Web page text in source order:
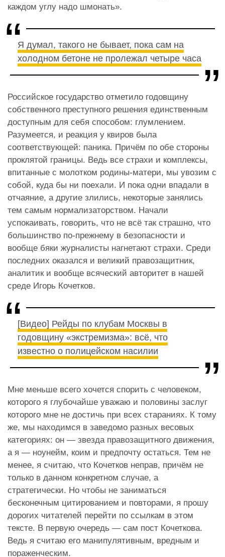
каждом углу надо шмонать».
Я думал, такого не бывает, пока сам на
холодном бетоне не пролежал четыре часа
Российское государство отметило годовщину
собственного преступного решения единственным
доступным для себя способом: глумлением.
Разумеется, и реакция у квиров была
соответствующей: паника. Причём по обе стороны
проклятой границы. Ведь все страхи и комплексы,
впитанные с молотком родины-матери, мы увозим с
собой, куда бы ни поехали. И пока одни впадали в
отчаяние, а другие злились, некоторые занялись
тем самым нормализаторством. Начали
успокаивать, говорить, что не всё так страшно, что
большинство по-прежнему в безопасности и
вообще бяки журналисты нагнетают страхи. Среди
последних оказался и великий правозащитник,
аналитик и вообще всяческий авторитет в нашей
среде Игорь Кочетков.
[Видео] Рейды по клубам Москвы в
годовщину «экстремизма»: всё, что
известно о полицейском насилии
Мне меньше всего хочется спорить с человеком,
которого я глубочайше уважаю и половины заслуг
которого мне не достичь при всех стараниях. К тому
же, мы находимся в заведомо разных весовых
категориях: он — звезда правозащитного движения,
а я — ноунейм, коим и предпочту остаться. Тем не
менее, я считаю, что Кочетков неправ, причём не
только в данном конкретном случае, а
стратегически. Но чтобы не заниматься
бесконечным цитированием и повторами, я прошу
дорогих читателей перейти по ссылкам в этом
тексте. В первую очередь — сам пост Кочеткова.
Ведь я считаю его манипулятивным, вредным и
пораженческим.